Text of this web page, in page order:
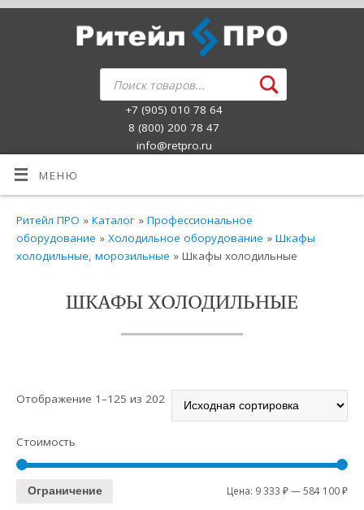
+7 (905) 010 78 64
8 (800) 200 78 47
info@retpro.ru
МЕНЮ
Ритейл ПРО »Каталог »Профессиональное
оборудование »Холодильное оборудование »Шкафы
холодильные, морозильные » Шкафы холодильные
ШКАФЫ ХОЛОДИЛЬНЫЕ
Отображение 1–125 из 202
Стоимость
Ограничение Цена: 9 333 ₽—584 100 ₽